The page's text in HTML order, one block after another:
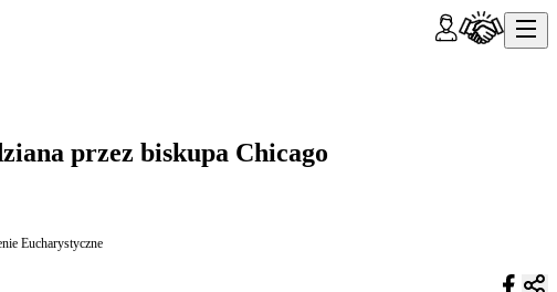
przez biskupa Chicago
Eucharystyczne